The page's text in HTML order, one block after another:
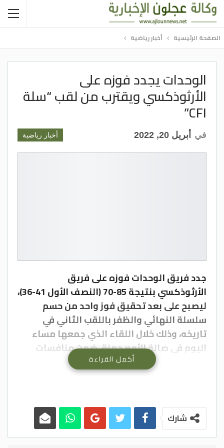
الصفحة الرئيسية أخبار رياضية
الوحدات يجدد فوزه على
الأرثوذكسي ويقترب من لقب “سلة
CFI”
أخبار رياضية في أبريل 20, 2022
جدد فريق الوحدات فوزه على فريق
الأرثوذكسي بنتيجة 85-70 (النصف الأول 41-36)،
ليصبح على بعد تحقيق فوز واحد من حسم
سلسلة النهائي والظفر باللقب الثاني في
تاريخه، وذلك خلال اللقاء الذي جمعها مساء
اليوم في صالة الأمير حمزة، ضمن منافسات
وشهد النصف الأول تبادلا في تنويع خيارات
الوحدات بحسمه (41-36) بعدما تفوق في نتيجة
الفترة الأولى (21-14).
وارتفع مستوى الإثارة في النصف الثاني، الذي
أكمل القراءة
شارك